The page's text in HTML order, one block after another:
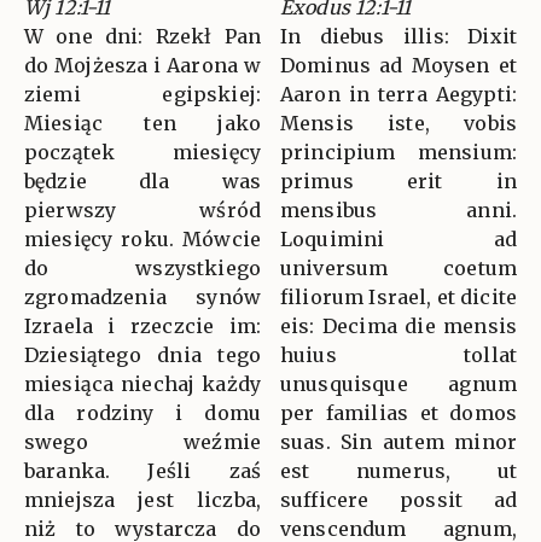
Wj 12:1-11
W one dni: Rzekł Pan
do Mojżesza i Aarona w
ziemi egipskiej:
Miesiąc ten jako
początek miesięcy
będzie dla was
pierwszy wśród
miesięcy roku. Mówcie
do wszystkiego
zgromadzenia synów
Izraela i rzeczcie im:
Dziesiątego dnia tego
miesiąca niechaj każdy
dla rodziny i domu
swego weźmie
baranka. Jeśli zaś
mniejsza jest liczba,
niż to wystarcza do
Exodus 12:1-11
In diebus illis: Dixit
Dominus ad Moysen et
Aaron in terra Aegypti:
Mensis iste, vobis
principium mensium:
primus erit in
mensibus anni.
Loquimini ad
universum coetum
filiorum Israel, et dicite
eis: Decima die mensis
huius tollat
unusquisque agnum
per familias et domos
suas. Sin autem minor
est numerus, ut
sufficere possit ad
venscendum agnum,